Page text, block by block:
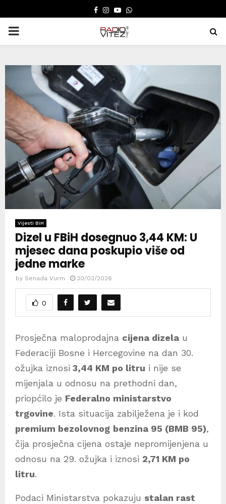
FACEBOOK
INSTAGRAM
YOUTUBE
WHATSAPP
PRIMARY
Vijesti BiH
Dizel u FBiH dosegnuo 3,44 KM: U
mjesec dana poskupio više od
jedne marke
by Senada Vurm 30/03/2026
0
Prosječna maloprodajna cijena dizela u
Federaciji Bosne i Hercegovine na dan 30.
ožujka iznosi 3,44 KM po litru i nije se
mijenjala u odnosu na prethodni dan,
priopćilo je Federalno ministarstvo
trgovine. Ista situacija zabilježena je i kod
premium bezolovnog benzina 95 (BMB 95),
čija prosječna cijena ostaje nepromijenjena u
odnosu na 29. ožujka i iznosi 2,71 KM po
litru.
Podaci Ministarstva pokazuju stalan rast